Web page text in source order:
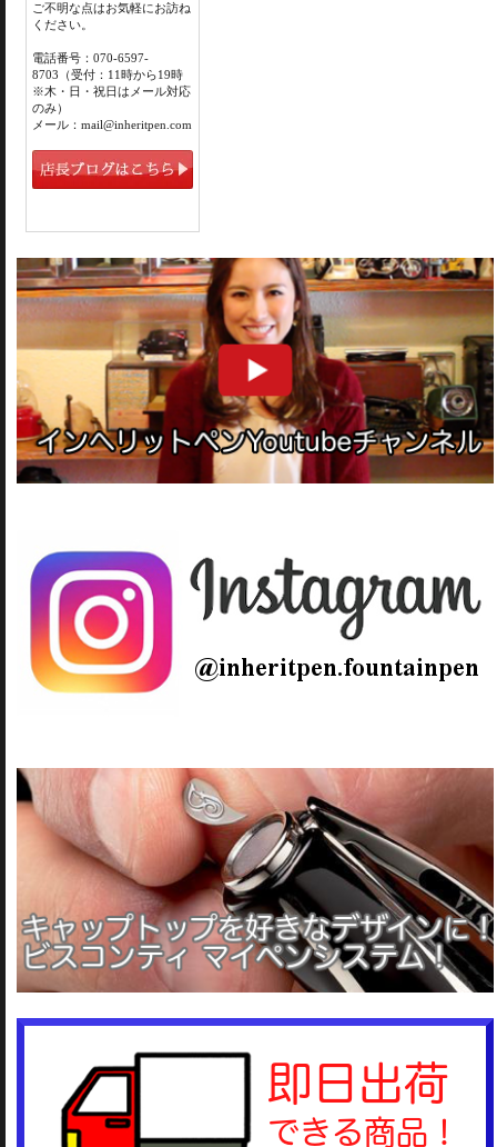
ご不明な点はお気軽にお訪ね
ください。
電話番号：070-6597-
8703（受付：11時から19時
※木・日・祝日はメール対応
のみ）
メール：mail@inheritpen.com